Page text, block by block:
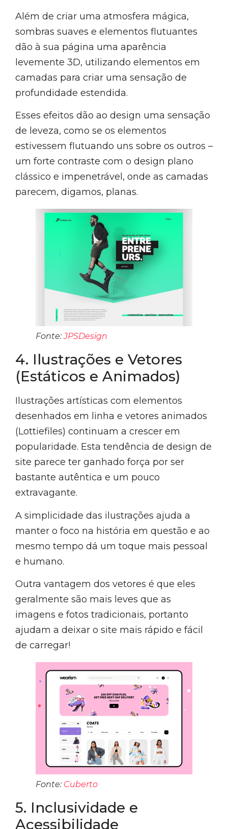
Além de criar uma atmosfera mágica,
sombras suaves e elementos flutuantes
dão à sua página uma aparência
levemente 3D, utilizando elementos em
camadas para criar uma sensação de
profundidade estendida.
Esses efeitos dão ao design uma sensação
de leveza, como se os elementos
estivessem flutuando uns sobre os outros –
um forte contraste com o design plano
clássico e impenetrável, onde as camadas
parecem, digamos, planas.
Fonte:JPSDesign
4. Ilustrações e Vetores
(Estáticos e Animados)
Ilustrações artísticas com elementos
desenhados em linha e vetores animados
(Lottiefiles) continuam a crescer em
popularidade. Esta tendência de design de
site parece ter ganhado força por ser
bastante autêntica e um pouco
extravagante.
A simplicidade das ilustrações ajuda a
manter o foco na história em questão e ao
mesmo tempo dá um toque mais pessoal
e humano.
Outra vantagem dos vetores é que eles
geralmente são mais leves que as
imagens e fotos tradicionais, portanto
ajudam a deixar o site mais rápido e fácil
de carregar!
Fonte: Cuberto
5. Inclusividade e
Acessibilidade